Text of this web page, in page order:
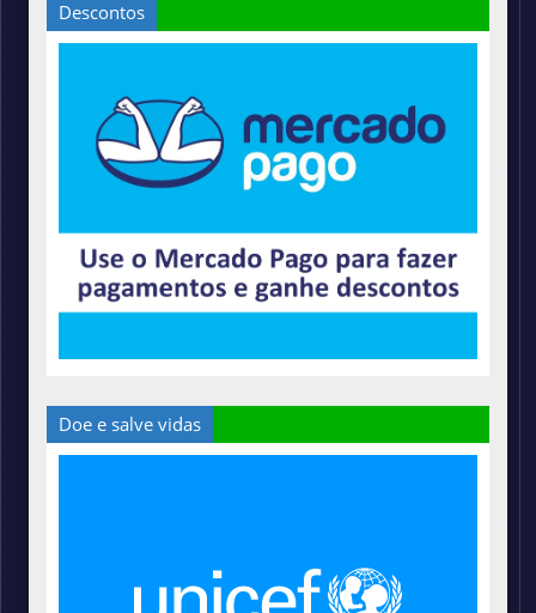
Descontos
Doe e salve vidas